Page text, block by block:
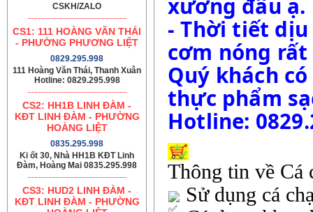
CSKH/ZALO
CS1: 111 HOÀNG VĂN THÁI
- PHƯỜNG PHƯƠNG LIỆT
0829.295.998
111 Hoàng Văn Thái, Thanh Xuân
Hotline: 0829.295.998
CS2: HH1B LINH ĐÀM -
KĐT LINH ĐÀM - PHƯỜNG
HOÀNG LIỆT
0835.295.998
Ki ốt 30, Nhà HH1B KĐT Linh
Đàm, Hoàng Mai 0835.295.998
CS3: HUD2 LINH ĐÀM -
KĐT LINH ĐÀM - PHƯỜNG
- Thời tiết dịu
cơm nóng
Quý khách
thực phẩm
Hotline:
Thông tin về Cá
Sử dụng cá